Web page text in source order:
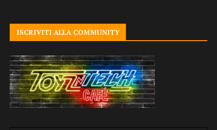
ISCRIVITI ALLA COMMUNITY